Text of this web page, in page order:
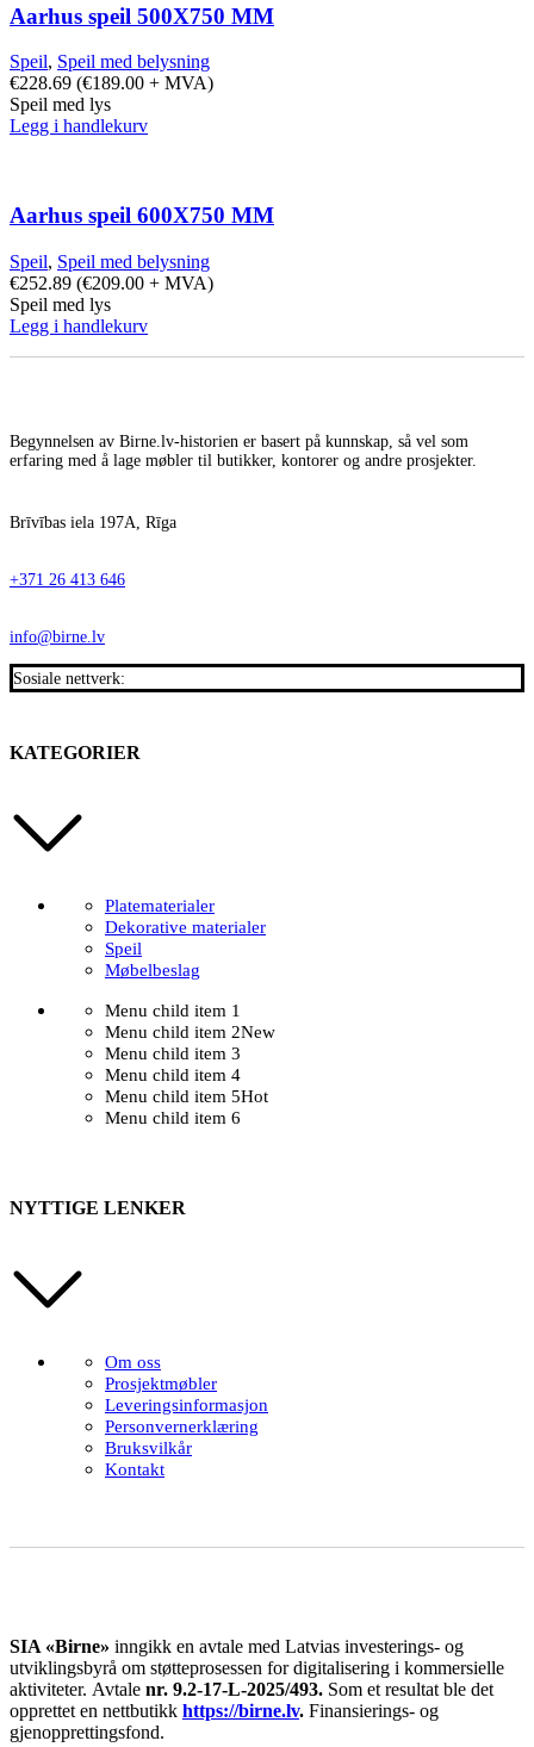
Aarhus speil 500X750 MM
Speil, Speil med belysning
€228.69 (€189.00 + MVA)
Speil med lys
Legg i handlekurv
Aarhus speil 600X750 MM
Speil, Speil med belysning
€252.89 (€209.00 + MVA)
Speil med lys
Legg i handlekurv
Begynnelsen av Birne.lv-historien er basert på kunnskap, så vel som
erfaring med å lage møbler til butikker, kontorer og andre prosjekter.
Brīvības iela 197A, Rīga
+371 26 413 646
info@birne.lv
Sosiale nettverk:
KATEGORIER
Platematerialer
Dekorative materialer
Speil
Møbelbeslag
Menu child item 1
Menu child item 2New
Menu child item 3
Menu child item 4
Menu child item 5Hot
Menu child item 6
NYTTIGE LENKER
Om oss
Prosjektmøbler
Leveringsinformasjon
Personvernerklæring
Bruksvilkår
Kontakt
SIA «Birne» inngikk en avtale med Latvias investerings- og
utviklingsbyrå om støtteprosessen for digitalisering i kommersielle
aktiviteter. Avtale nr. 9.2-17-L-2025/493. Som et resultat ble det
opprettet en nettbutikk https://birne.lv. Finansierings- og
gjenopprettingsfond.